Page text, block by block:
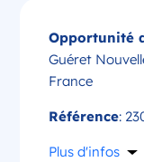
Opportunité
Guéret
France
Référence:
Plus d'infos